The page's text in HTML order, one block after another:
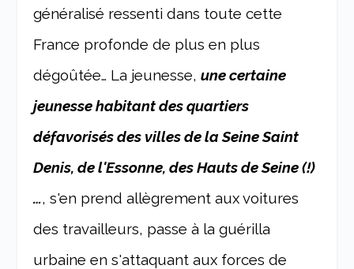
généralisé ressenti dans toute cette
France profonde de plus en plus
dégoûtée… La jeunesse,une certaine
jeunesse habitant des quartiers
défavorisés des villes de la Seine Saint
Denis, de l'Essonne, des Hauts de Seine (!)
…, s'en prend allègrement aux voitures
des travailleurs, passe à la guérilla
urbaine en s'attaquant aux forces de